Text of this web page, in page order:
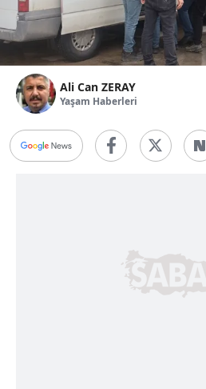
Ali Can ZERAY
Yaşam Haberleri